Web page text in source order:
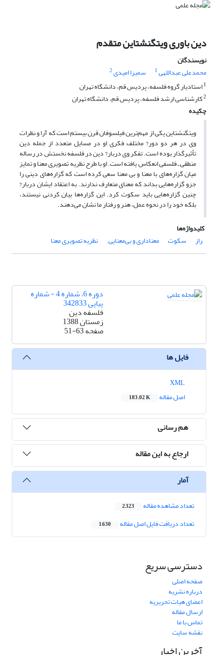
دین باوری ویتگنشتاین متقدم
نویسندگان
محمدعلی عبداللهی1 سمیرا امیدی2
1استادیار گروه فلسفه، پردیس قم، دانشگاه تهران
2کارشناسی ارشد فلسفه، پردیس قم، دانشگاه تهران
چکیده
ویتگنشتاین یکی از مهم‌ترین فیلسوفان قرن بیستم است که آرا و نظرات
وی در هر دو دور? مختلف فکری او در مسایل متعدد از جمله دین
تأثیرگذار بوده است. تفکر وی دربار? دین در فلسفه نخستش در رساله
منطقی ـ فلسفی انعکاس یافته است. او با طرح نظریه تصویری معنا و تمایز
میان گزاره‌های با معنا و بی معنا سعی کرده است که گزاره‌های دینی را
جزو گزاره‌هایی بداند که معنای متعارف ندارند. به اعتقاد ایشان دربار?
چنین گزاره‌هایی باید سکوت کرد. این گزاره‌ها بیان کردنی نیستند،
بلکه خود را در نحوه عمل، هنر و رفتار ما نشان می‌دهند.
کلیدواژه‌ها
راز
سکوت معناداری و بی‌معنایی. نظریه تصویری معنا
دوره 6، شماره 4 - شماره
پیاپی 342833
فلسفه دین
زمستان 1388
صفحه51-63
فایل ها
اصل مقاله
183.02 K
هم رسانی
ارجاع به این مقاله
آمار
تعداد مشاهده مقاله 2,323
تعداد دریافت فایل اصل مقاله 1,630
دسترسی سریع
صفحه اصلی
درباره نشریه
اعضای هیات تحریریه
ارسال مقاله
تماس با ما
نقشه سایت
آخرین اخبار